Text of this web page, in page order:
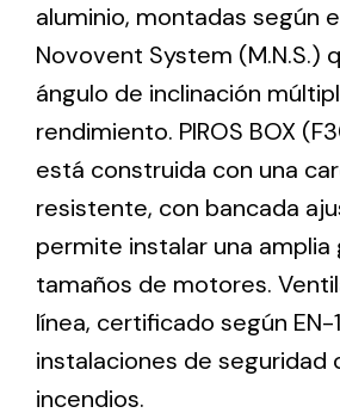
Ventilation
The incorporation of Novovent into
meant a greater offer of
different uses
Iluminación Solar
Variedad de soluciones solares
de necesidades.
aluminio, montadas según
Novovent System (M.N.S.)
ángulo de inclinación
rendimiento. PIROS BOX
está construida con una
resistente, con bancada
permite instalar una amplia
tamaños de motores.
línea, certificado según EN-
instalaciones de seguridad
incendios.